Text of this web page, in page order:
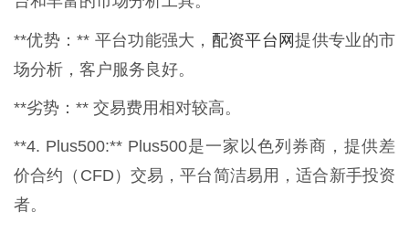
**优势：** 平台功能强大， 配资平台网提供专业的市
场分析，客户服务良好。
**劣势：** 交易费用相对较高。
**4. Plus500:** Plus500是一家以色列券商，提供差
价合约（CFD）交易，平台简洁易用，适合新手投资
者。